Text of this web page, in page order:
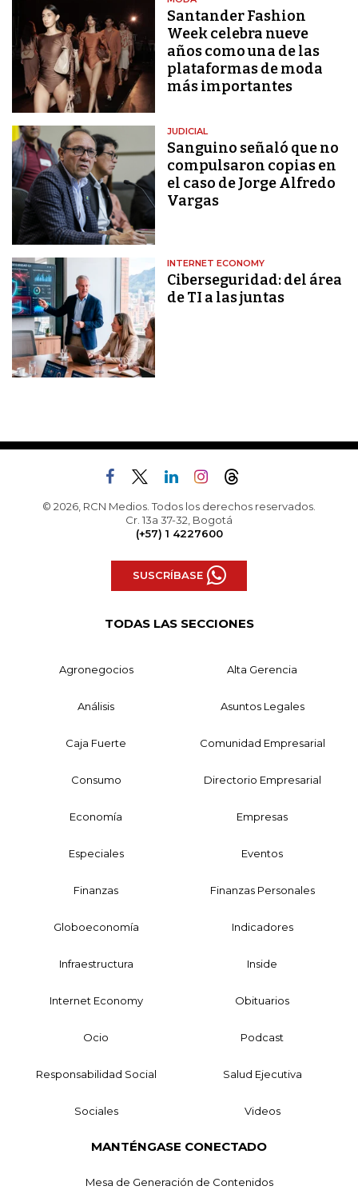
Santander Fashion
Week celebra nueve
años como una de las
plataformas de moda
más importantes
JUDICIAL
Sanguino señaló que no
compulsaron copias en
el caso de Jorge Alfredo
Vargas
INTERNET ECONOMY
Ciberseguridad: del área
de TI a las juntas
© 2026, RCN Medios. Todos los derechos reservados.
Cr. 13a 37-32, Bogotá
(+57) 1 4227600
SUSCRÍBASE
TODAS LAS SECCIONES
Agronegocios Alta Gerencia
Análisis Asuntos Legales
Caja Fuerte Comunidad Empresarial
Consumo Directorio Empresarial
Economía Empresas
Especiales Eventos
Finanzas Finanzas Personales
Globoeconomía Indicadores
Infraestructura Inside
Internet Economy Obituarios
Ocio Podcast
Responsabilidad Social Salud Ejecutiva
Sociales Videos
MANTÉNGASE CONECTADO
Mesa de Generación de Contenidos